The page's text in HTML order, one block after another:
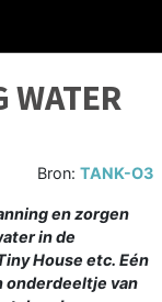
WATER
Bron: TANK-O3
en zorgen
in de
House etc. Eén
onderdeeltje van